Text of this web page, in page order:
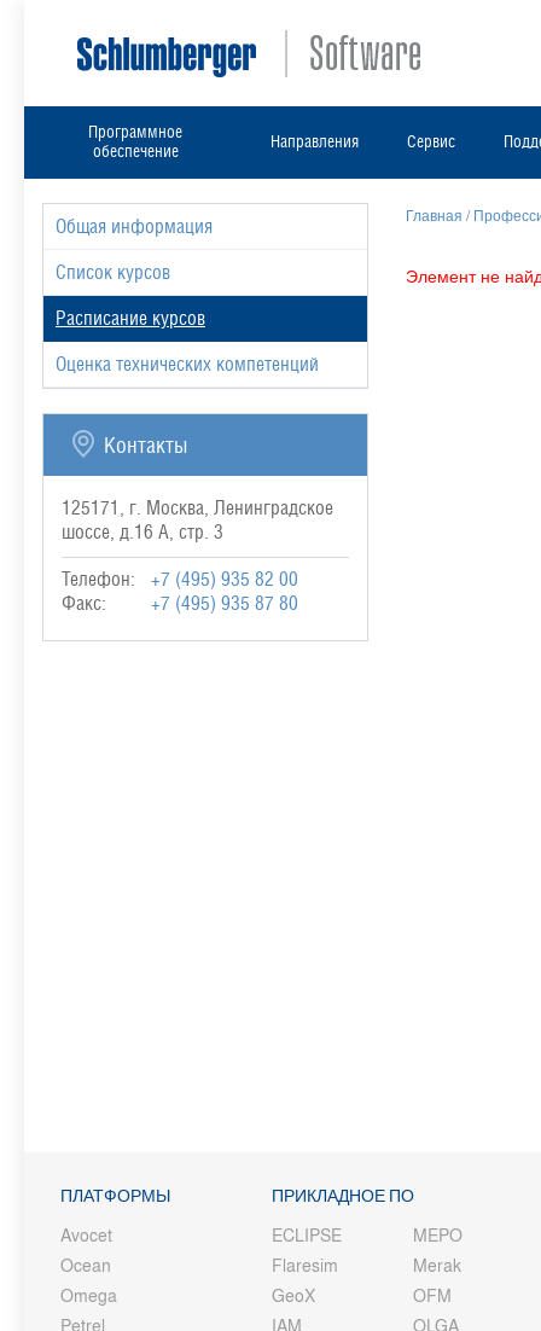
Программное
обеспечение
Направления Сервис
Общая информация
Список курсов
Расписание курсов
Оценка технических компетенций
Контакты
125171, г. Москва, Ленинградское
шоссе, д.16 А, стр. 3
Телефон:
+7 (495) 935 82 00
Факс:
+7 (495) 935 87 80
Главная /
Элемент не
ПЛАТФОРМЫ
Avocet
Ocean
Omega
Petrel
ПРИКЛАДНОЕ ПО
ECLIPSE
Flaresim
GeoX
IAM
MEPO
Merak
OFM
OLGA